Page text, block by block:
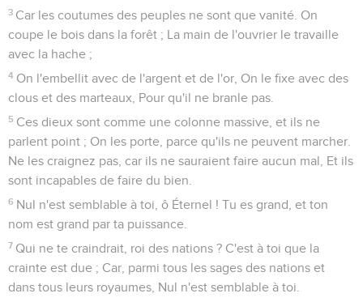
3 Car les coutumes des peuples ne sont que vanité. On
coupe le bois dans la forêt ; La main de l'ouvrier le travaille
avec la hache ;
4 On l'embellit avec de l'argent et de l'or, On le fixe avec des
clous et des marteaux, Pour qu'il ne branle pas.
5 Ces dieux sont comme une colonne massive, et ils ne
parlent point ; On les porte, parce qu'ils ne peuvent marcher.
Ne les craignez pas, car ils ne sauraient faire aucun mal, Et ils
sont incapables de faire du bien.
6 Nul n'est semblable à toi, ô Éternel ! Tu es grand, et ton
nom est grand par ta puissance.
7 Qui ne te craindrait, roi des nations ? C'est à toi que la
crainte est due ; Car, parmi tous les sages des nations et
dans tous leurs royaumes, Nul n'est semblable à toi.